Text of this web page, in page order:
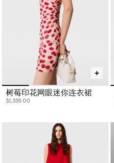
树莓印花网眼迷你连衣裙
$1,355.00